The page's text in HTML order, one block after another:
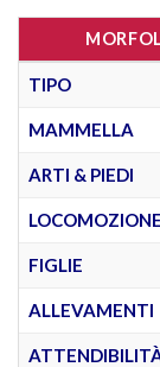
TIPO
MAMMELLA
ARTI & PIEDI
LOCOMOZIONE
FIGLIE
ALLEVAMENTI